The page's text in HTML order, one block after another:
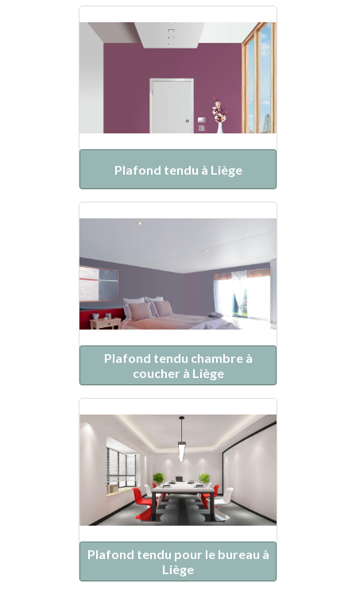
Plafond tendu à Liège
Plafond tendu chambre à
coucher à Liège
Plafond tendu pour le bureau à
Liège